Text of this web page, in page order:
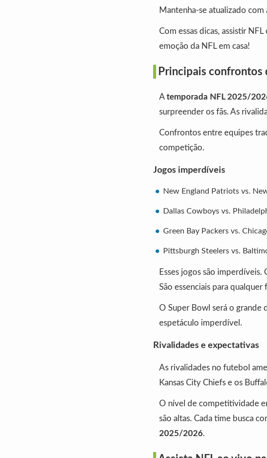
Mantenha-se atualizado
Com essas dicas, assistir
emoção da NFL em casa!
Principais confrontos
A temporada NFL 2025/
surpreender os fãs. As
Confrontos entre equipes
competição.
Jogos imperdíveis
New England Patriots vs.
Dallas Cowboys vs.
Green Bay Packers vs.
Pittsburgh Steelers vs.
Esses jogos são
São essenciais para qualquer
O Super Bowl será o grande
espetáculo imperdível.
Rivalidades e expectativas
As rivalidades no futebol
Kansas City Chiefs e os
O nível de competitividade
são altas. Cada time busca
2025/2026.